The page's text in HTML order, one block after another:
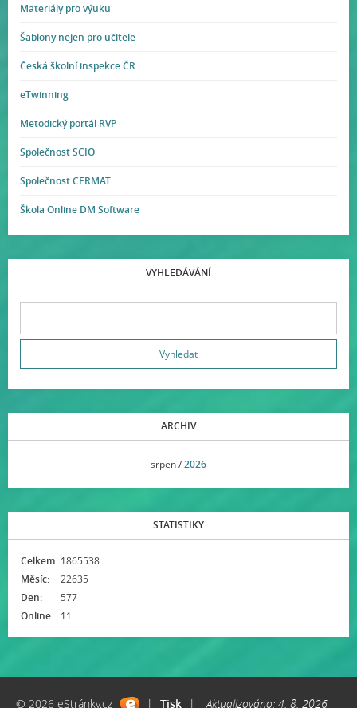
Materiály pro výuku
Šablony nejen pro učitele
Česká školní inspekce ČR
eTwinning
Metodický portál RVP
Společnost SCIO
Společnost CERMAT
Škola Online DM Software
VYHLEDÁVÁNÍ
ARCHIV
srpen /2026
STATISTIKY
Online: 11
Celkem: 1865538
Měsíc:
22635
Den:
577
© 2026 eStránky.cz | Tisk | Aktualizováno: 4. 8. 2026